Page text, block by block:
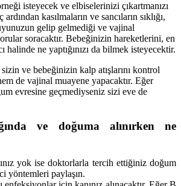
isteyecek ve elbiselerinizi çıkartmanızı
kasılmaların ve sancıların sıklığı,
gelip gelmediği ve vajinal
soracaktır. Bebeğinizin hareketlerini, en
halinde ne yaptığınızı da bilmek isteyecektir.
ve bebeğinizin kalp atışlarını kontrol
de vajinal muayene yapacaktır. Eğer
evresine geçmediyseniz sizi eve de
ve doğuma alınırken ne
yok ise doktorlarla tercih ettiğiniz doğum
yöntemleri paylaşın.